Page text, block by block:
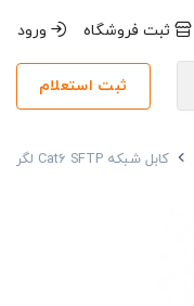
ثبت فروشگاه ورود
ثبت استعلام
کابل شبکه Cat6 SFTP لگراند